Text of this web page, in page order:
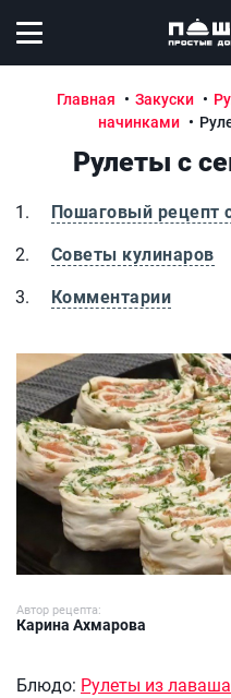
Открыть меню
Главная Закуски
начинками
Рулеты с
Пошаговый рецепт
Советы кулинаров
Комментарии
Рулеты с семгой в лаваше
Автор рецепта:
Карина Ахмарова
Блюдо: Рулеты из